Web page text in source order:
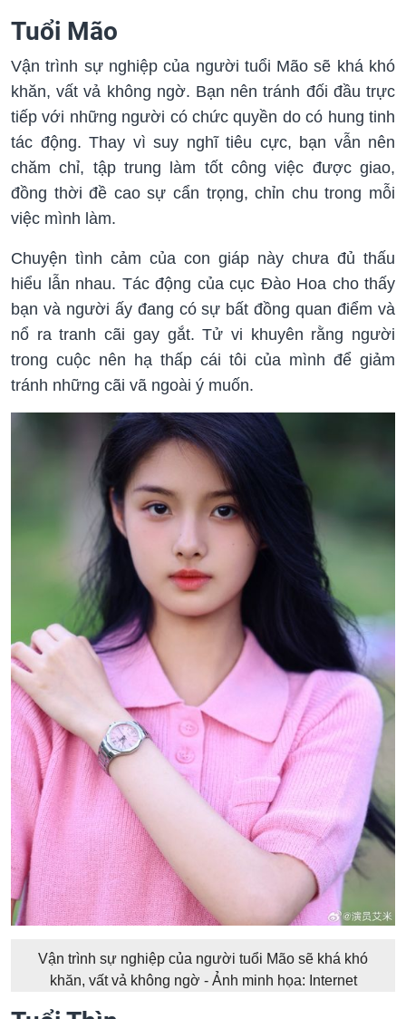
Tuổi Mão
Vận trình sự nghiệp của người tuổi Mão sẽ khá khó
khăn, vất vả không ngờ. Bạn nên tránh đối đầu trực
tiếp với những người có chức quyền do có hung tinh
tác động. Thay vì suy nghĩ tiêu cực, bạn vẫn nên
chăm chỉ, tập trung làm tốt công việc được giao,
đồng thời đề cao sự cẩn trọng, chỉn chu trong mỗi
việc mình làm.
Chuyện tình cảm của con giáp này chưa đủ thấu
hiểu lẫn nhau. Tác động của cục Đào Hoa cho thấy
bạn và người ấy đang có sự bất đồng quan điểm và
nổ ra tranh cãi gay gắt. Tử vi khuyên rằng người
trong cuộc nên hạ thấp cái tôi của mình để giảm
tránh những cãi vã ngoài ý muốn.
Vận trình sự nghiệp của người tuổi Mão sẽ khá khó
khăn, vất vả không ngờ - Ảnh minh họa: Internet